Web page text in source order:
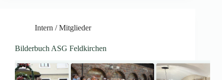
Intern / Mitglieder
Bilderbuch ASG Feldkirchen